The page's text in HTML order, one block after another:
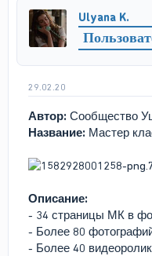
р
т
е
ы
ч
а
л
Ulyana K.
29.02.20
Автор: Сообщество
Название: Мастер
Описание:
- 34 страницы МК в
- Более 80
- Более 40